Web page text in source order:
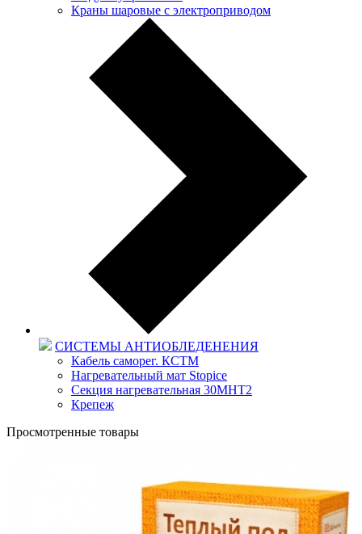
Краны шаровые с электроприводом
СИСТЕМЫ АНТИОБЛЕДЕНЕНИЯ
Кабель саморег. КСТМ
Нагревательный мат Stopice
Секция нагревательная 30МНТ2
Крепеж
Просмотренные товары